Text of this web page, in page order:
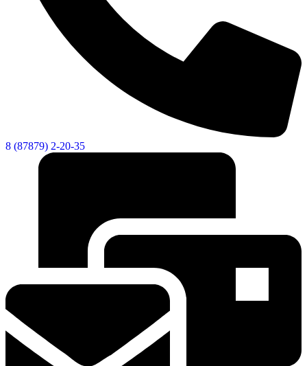
8 (87879) 2-20-35